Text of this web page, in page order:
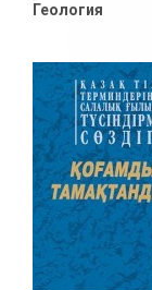
Геология